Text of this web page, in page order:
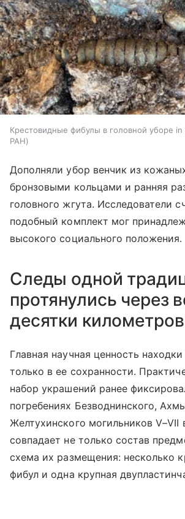
Крестовидные фибулы в головной уборе in
РАН
Дополняли убор венчик из
бронзовыми кольцами и ранняя
головного жгута. Исследователи
подобный комплект мог
высокого социального положения.
Следы одной
протянулись через
десятки километров
Главная научная ценность
только в ее сохранности.
набор украшений ранее
погребениях Безводнинского,
Желтухинского могильников V–VII
совпадает не только состав
схема их размещения: несколько
фибул и одна крупная